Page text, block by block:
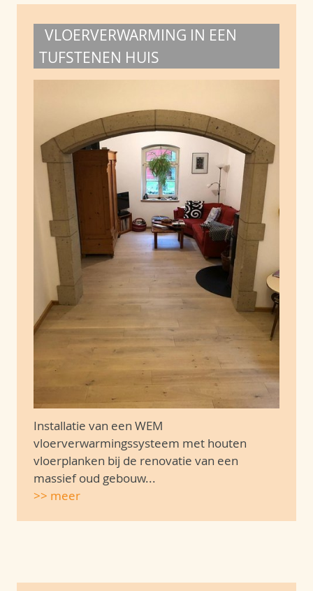
VLOERVERWARMING IN EEN
TUFSTENEN HUIS
Installatie van een WEM
vloerverwarmingssysteem met houten
vloerplanken bij de renovatie van een
massief oud gebouw...
>> meer